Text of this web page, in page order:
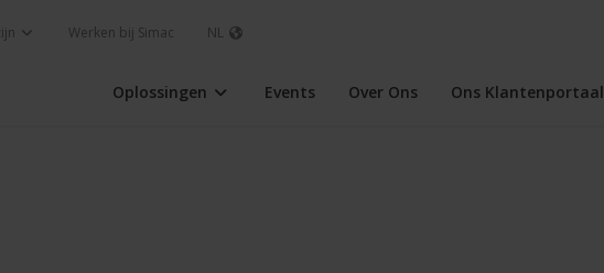
Werken bij Simac NL
Oplossingen Events Over Ons Ons Klantenportaal